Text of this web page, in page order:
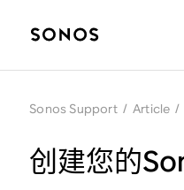
Sonos Support / Article /
创建您的